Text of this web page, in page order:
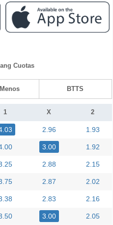
Cuotas
BTTS
1 X 2
2.96 1.93
3.00 1.92
2.88 2.15
2.87 2.02
2.83 2.16
3.00 2.05